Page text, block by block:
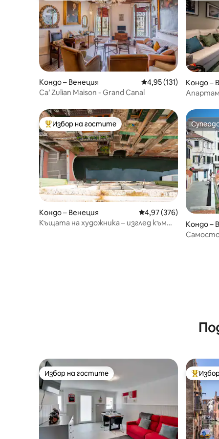
Кондо – Венеция Средна оценка: 4,95
4,95 (131)
Ca’ Zulian Maison - Grand Canal
Кондо –
Най-популярен избор на гостите
Избор на гостите
Кондо – Венеция Средна оценка: 4,97
4,97 (376)
Къщата на художника – изглед към
Кондо –
Избор на гостите
Избор на гостите Най-